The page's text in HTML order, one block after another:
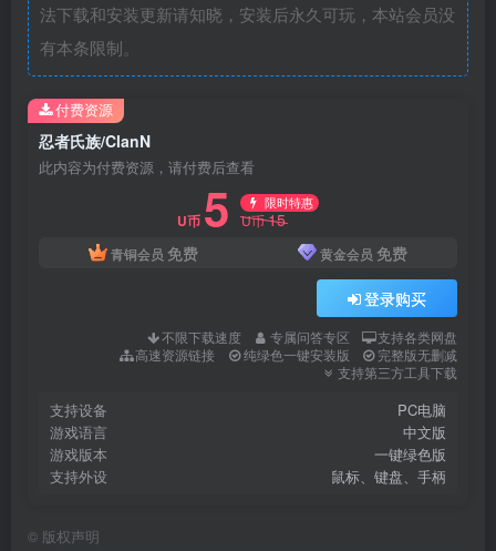
法下载和安装更新请知晓，安装后永久可玩，本站会员没
有本条限制。
忍者氏族/ClanN
此内容为付费资源，请付费后查看
U币 5 限时特惠
U币15
青铜会员 免费 黄金会员 免费
登录购买
不限下载速度 专属问答专区
支持各类网盘
高速资源链接
纯绿色一键安装版
完整版无删减
支持第三方工具下载
支持设备
PC电脑
游戏语言
中文版
游戏版本
一键绿色版
支持外设
鼠标、键盘、手柄
付费资源
© 版权声明